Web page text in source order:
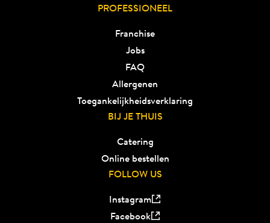
PROFESSIONEEL
Franchise
Jobs
FAQ
Allergenen
Toegankelijkheidsverklaring
BIJ JE THUIS
Catering
Online bestellen
FOLLOW US
Instagram
Facebook